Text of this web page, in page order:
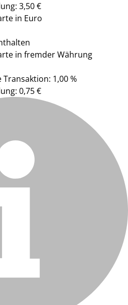
3,50 €
in Euro
in fremder Währung
1,00 %
0,75 €